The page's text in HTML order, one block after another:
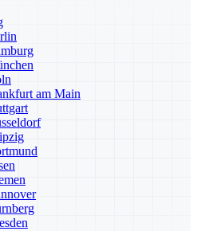
am Main